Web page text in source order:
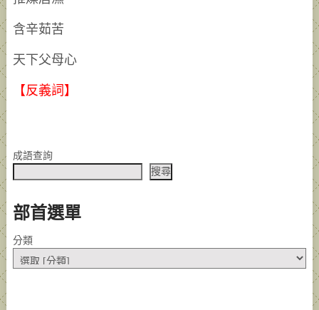
含辛茹苦
天下父母心
【反義詞】
成語查詢
搜尋
部首選單
分類